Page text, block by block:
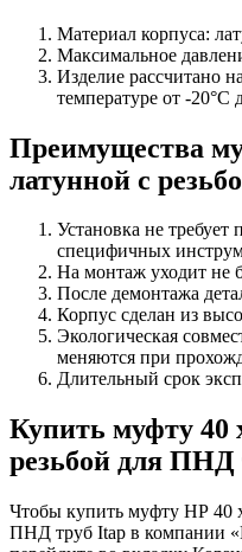
Материал корпуса:
Максимальное
Изделие рассчитано
температуре от -20°C
Преимущества
латунной с
Установка не
специфичных
На монтаж уходит не
После демонтажа
Корпус сделан из
Экологическая
меняются при
Длительный срок
Купить муфту 40
резьбой для ПНД
Чтобы купить муфту НР 40
ПНД труб Itap в компании